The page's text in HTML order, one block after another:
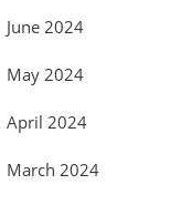
June 2024
May 2024
April 2024
March 2024